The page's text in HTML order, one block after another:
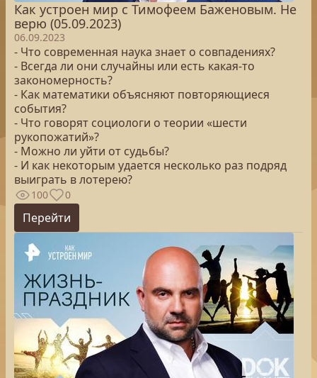
Как устроен мир с Тимофеем Баженовым. Не
верю (05.09.2023)
06.09.2023
- Что современная наука знает о совпадениях?
- Всегда ли они случайны или есть какая-то
закономерность?
- Как математики объясняют повторяющиеся
события?
- Что говорят социологи о теории «шести
рукопожатий»?
- Можно ли уйти от судьбы?
- И как некоторым удается несколько раз подряд
выиграть в лотерею?
100 0
Перейти